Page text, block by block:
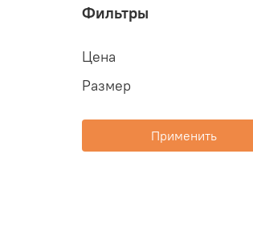
Фильтры
Цена
Размер
Применить